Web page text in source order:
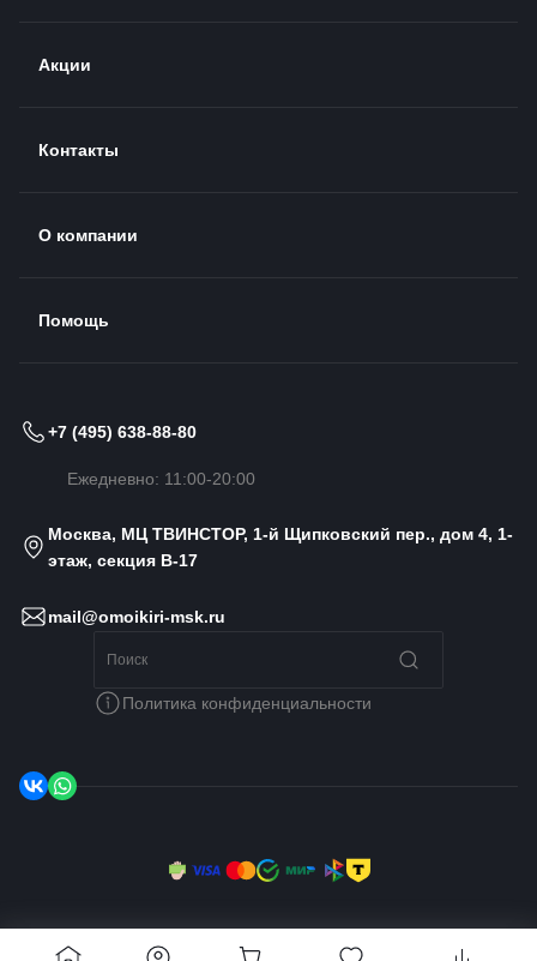
Акции
Контакты
О компании
Помощь
+7 (495) 638-88-80
Ежедневно: 11:00-20:00
Москва, МЦ ТВИНСТОР, 1-й Щипковский пер., дом 4, 1-
этаж, секция B-17
mail@omoikiri-msk.ru
Политика конфиденциальности